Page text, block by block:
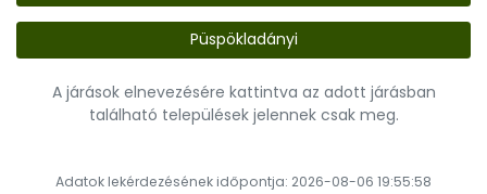
Püspökladányi
A járások elnevezésére kattintva az adott járásban
található települések jelennek csak meg.
Adatok lekérdezésének időpontja: 2026-08-06 19:55:58